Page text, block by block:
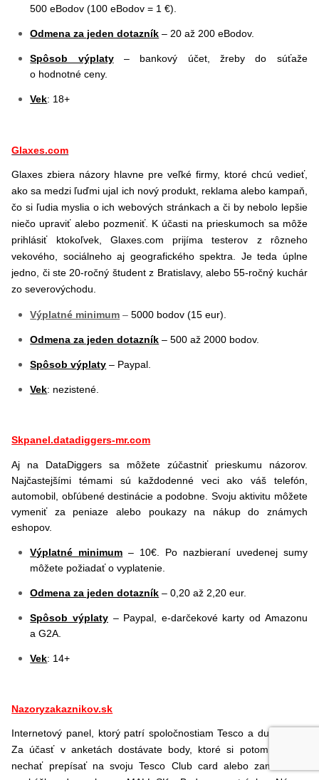
500 eBodov (100 eBodov = 1 €).
Odmena za jeden dotazník – 20 až 200 eBodov.
Spôsob výplaty– bankový účet, žreby do súťaže
o hodnotné ceny.
Vek: 18+
Glaxes.com
Glaxes zbiera názory hlavne pre veľké firmy, ktoré chcú vedieť,
ako sa medzi ľuďmi ujal ich nový produkt, reklama alebo kampaň,
čo si ľudia myslia o ich webových stránkach a či by nebolo lepšie
niečo upraviť alebo pozmeniť. K účasti na prieskumoch sa môže
prihlásiť ktokoľvek, Glaxes.com prijíma testerov z rôzneho
vekového, sociálneho aj geografického spektra. Je teda úplne
jedno, či ste 20-ročný študent z Bratislavy, alebo 55-ročný kuchár
zo severovýchodu.
Výplatné minimum – 5000 bodov (15 eur).
Odmena za jeden dotazník – 500 až 2000 bodov.
Spôsob výplaty – Paypal.
Vek: nezistené.
Skpanel.datadiggers-mr.com
Aj na DataDiggers sa môžete zúčastniť prieskumu názorov.
Najčastejšími témami sú každodenné veci ako váš telefón,
automobil, obľúbené destinácie a podobne. Svoju aktivitu môžete
vymeniť za peniaze alebo poukazy na nákup do známych
eshopov.
Výplatné minimum – 10€. Po nazbieraní uvedenej sumy
môžete požiadať o vyplatenie.
Odmena za jeden dotazník – 0,20 až 2,20 eur.
Spôsob výplaty– Paypal, e-darčekové karty od Amazonu
a G2A.
Vek: 14+
Nazoryzakaznikov.sk
Internetový panel, ktorý patrí spoločnostiam Tesco a dunhumby.
Za účasť v anketách dostávate body, ktoré si potom môžete
nechať prepísať na svoju Tesco Club card alebo zameniť za